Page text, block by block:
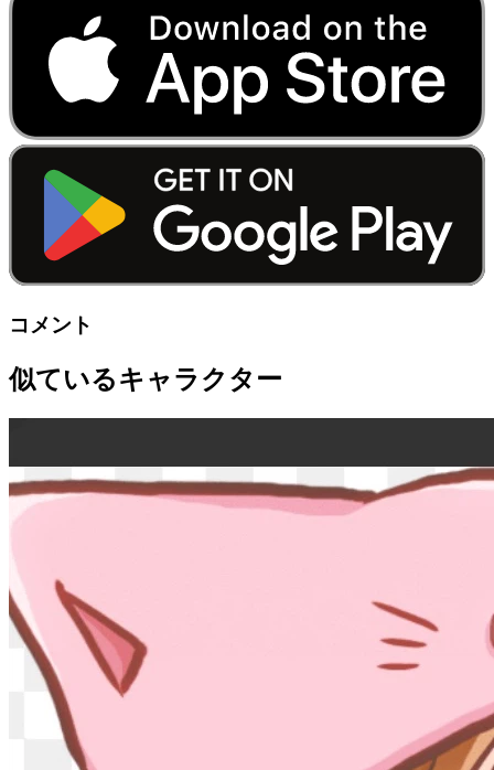
コメント
似ているキャラクター